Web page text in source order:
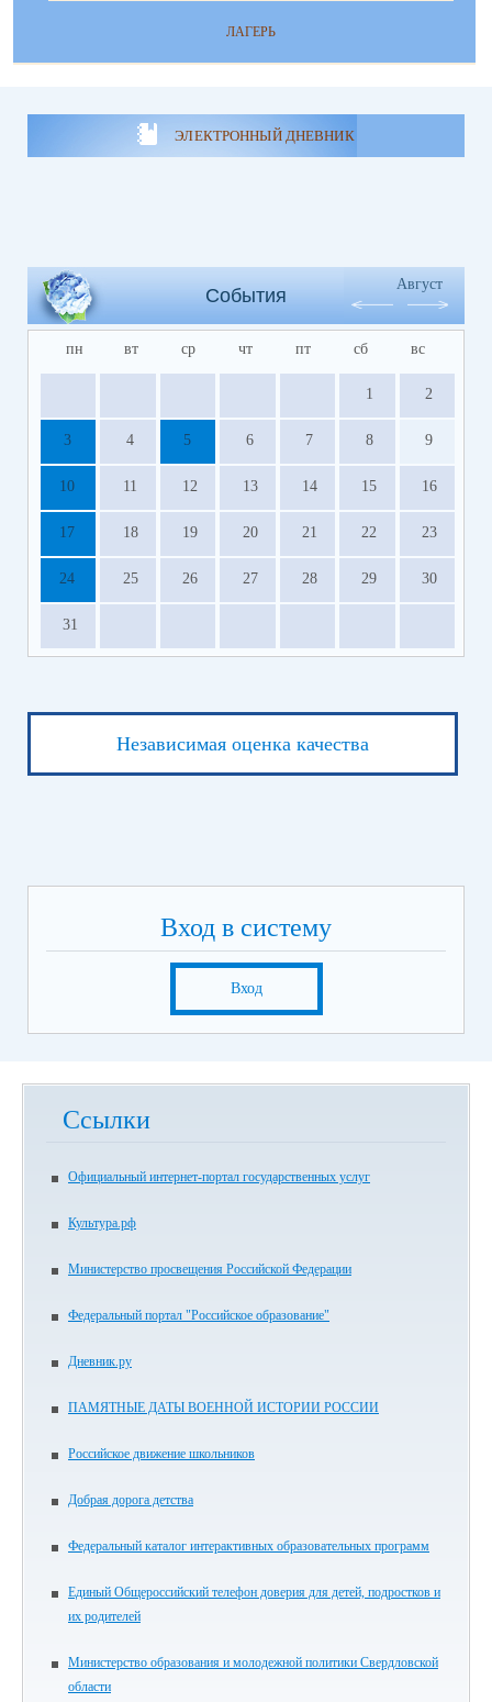
ЛАГЕРЬ
ЭЛЕКТРОННЫЙ ДНЕВНИК
События
Август
пн вт ср чт пт сб вс
1 2
3 4 5 6 7 8 9
10 11 12 13 14 15 16
17 18 19 20 21 22 23
24 25 26 27 28 29 30
31
Независимая оценка качества
Вход в систему
Вход
Ссылки
Официальный интернет-портал государственных услуг
Культура.рф
Министерство просвещения Российской Федерации
Федеральный портал "Российское образование"
Дневник.ру
ПАМЯТНЫЕ ДАТЫ ВОЕННОЙ ИСТОРИИ РОССИИ
Российское движение школьников
Добрая дорога детства
Федеральный каталог интерактивных образовательных программ
Единый Общероссийский телефон доверия для детей, подростков и
их родителей
Министерство образования и молодежной политики Свердловской
области